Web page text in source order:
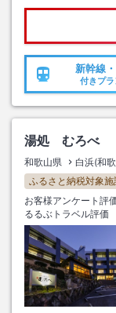
新幹線
付きプ
湯処 むろべ
和歌山県 白浜(和
ふるさと納税対象施
お客様アンケート評
るるぶトラベル評価